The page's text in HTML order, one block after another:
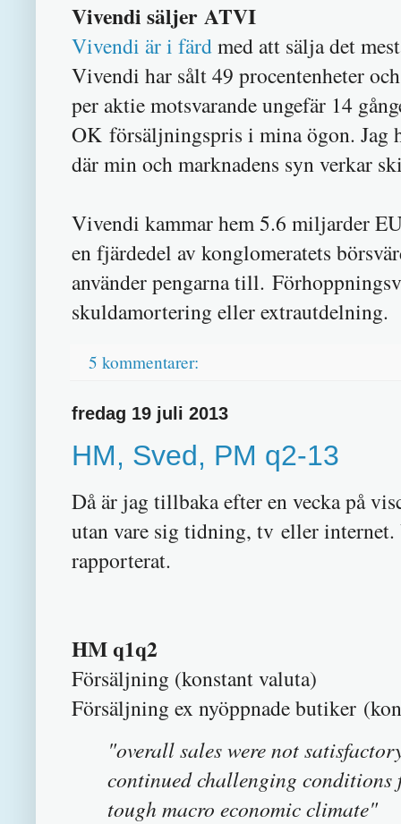
Vivendi säljer ATVI
Vivendi är i färdmed att sälja det
Vivendi har sålt 49 procentenheter
per aktie motsvarande ungefär 14
OK försäljningspris i mina ögon. Jag
där min och marknadens syn verkar
Vivendi kammar hem 5.6 miljarder
en fjärdedel av konglomeratets
använder pengarna till.
skuldamortering eller extrautdelning.
5 kommentarer:
fredag 19 juli 2013
HM, Sved, PM q2-13
Då är jag tillbaka efter en vecka på
utan vare sig tidning, tv eller
rapporterat.
HM q1q2
Försäljning
Försäljning ex nyöppnade butiker
"overall sales were not
continued challenging
tough macro economic climate"